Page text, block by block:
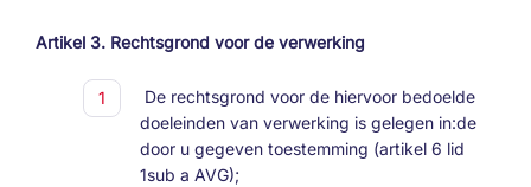
Artikel 3. Rechtsgrond voor de verwerking
De rechtsgrond voor de hiervoor bedoelde
doeleinden van verwerking is gelegen in:de
door u gegeven toestemming (artikel 6 lid
1sub a AVG);